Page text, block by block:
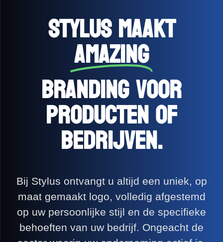
Stylus maakt
Amazing
branding voor
producten of
bedrijven.
Bij Stylus ontvangt u altijd een uniek, op
maat gemaakt logo, volledig afgestemd
op uw persoonlijke stijl en de specifieke
behoeften van uw bedrijf. Ongeacht de